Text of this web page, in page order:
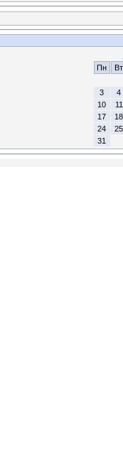
Пн
Вт
3
4
10
11
17
18
24
25
31